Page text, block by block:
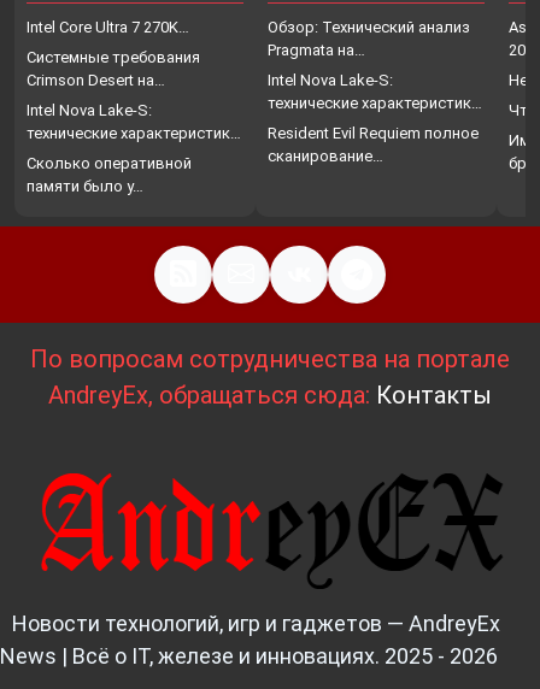
Intel Core Ultra 7 270K…
Системные требования
Crimson Desert на…
Intel Nova Lake-S:
технические характеристики,
…
Сколько оперативной
памяти было у…
Обзор: Технический анализ
Pragmata на…
Intel Nova Lake-S:
технические характеристики,
…
Resident Evil Requiem полное
сканирование…
Что
По вопросам сотрудничества на портале
AndreyEx, обращаться сюда: Контакты
Новости технологий, игр и гаджетов — AndreyEx
News | Всё о IT, железе и инновациях. 2025 - 2026